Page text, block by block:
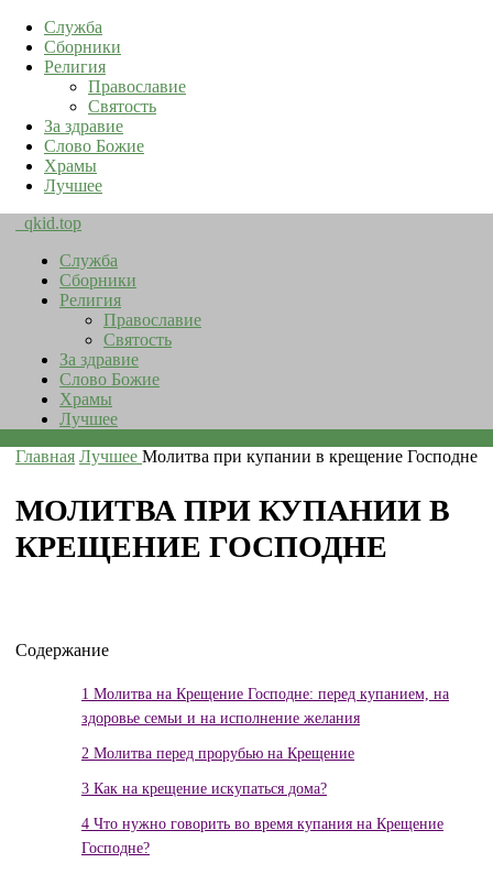
Служба
Сборники
Религия
Православие
Святость
За здравие
Слово Божие
Храмы
Лучшее
qkid.top
Служба
Сборники
Религия
Православие
Святость
За здравие
Слово Божие
Храмы
Лучшее
Главная Лучшее Молитва при купании в крещение Господне
МОЛИТВА ПРИ КУПАНИИ В
КРЕЩЕНИЕ ГОСПОДНЕ
Содержание
1 Молитва на Крещение Господне: перед купанием, на
здоровье семьи и на исполнение желания
2 Молитва перед прорубью на Крещение
3 Как на крещение искупаться дома?
4 Что нужно говорить во время купания на Крещение
Господне?